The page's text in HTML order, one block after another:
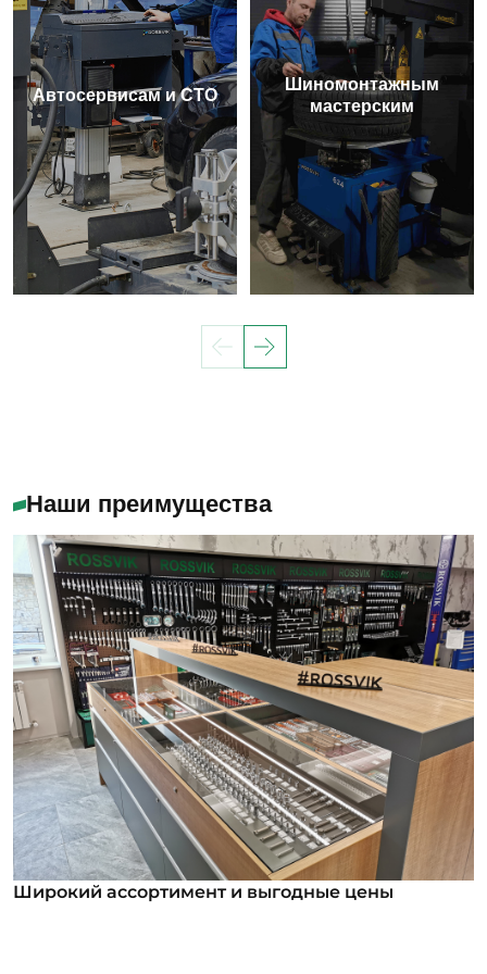
Автосервисам и СТО
Шиномонтажным
мастерским
Наши преимущества
Широкий ассортимент и выгодные цены